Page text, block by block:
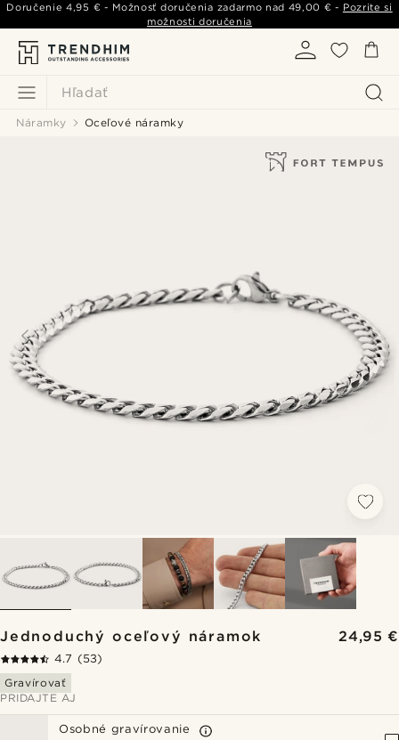
Hľadať
Doručenie4,95 € - Možnosť doručenia zadarmo nad 49,00 € - Pozrite si
možnosti doručenia
Náramky Oceľové náramky
Jednoduchý oceľový náramok 24,95 €
4.7 (53)
Gravírovať
PRIDAJTE AJ
Osobné gravírovanie